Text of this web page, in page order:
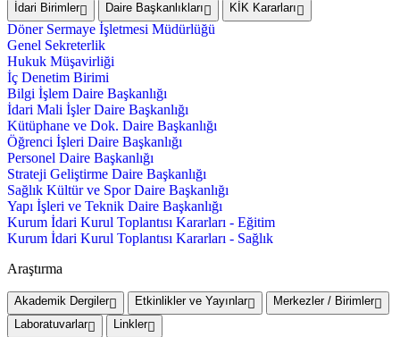
İdari Birimler Daire Başkanlıkları KİK Kararları
Döner Sermaye İşletmesi Müdürlüğü
Genel Sekreterlik
Hukuk Müşavirliği
İç Denetim Birimi
Bilgi İşlem Daire Başkanlığı
İdari Mali İşler Daire Başkanlığı
Kütüphane ve Dok. Daire Başkanlığı
Öğrenci İşleri Daire Başkanlığı
Personel Daire Başkanlığı
Strateji Geliştirme Daire Başkanlığı
Sağlık Kültür ve Spor Daire Başkanlığı
Yapı İşleri ve Teknik Daire Başkanlığı
Kurum İdari Kurul Toplantısı Kararları - Eğitim
Kurum İdari Kurul Toplantısı Kararları - Sağlık
Araştırma
Akademik Dergiler Etkinlikler ve Yayınlar
Merkezler / Birimler
Laboratuvarlar
Linkler